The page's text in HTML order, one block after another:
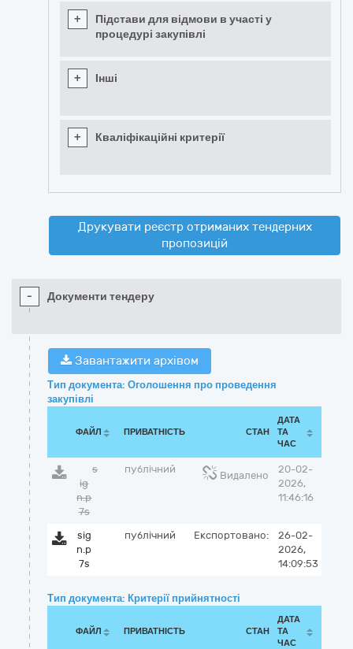
+
Підстави для відмови в участі у
процедурі закупівлі
+ Інші
+ Кваліфікаційні критерії
Друкувати реєстр отриманих тендерних
пропозицій
- Документи тендеру
Завантажити архівом
Тип документа: Оголошення про проведення
закупівлі
ФАЙЛ ПРИВАТНІСТЬ СТАН
ДАТА
ТА
ЧАС
s
ig
n.p
7s
публічний
Видалено
20-02-
2026,
11:46:16
sig
n.p
7s
публічний Експортовано:
26-02-
2026,
14:09:53
Тип документа: Критерії прийнятності
ФАЙЛ ПРИВАТНІСТЬ СТАН
ДАТА
ТА
ЧАС